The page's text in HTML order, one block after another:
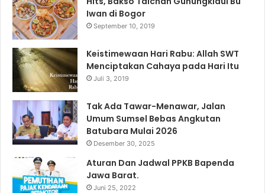
Iwan di Bogor
September 10, 2019
Keistimewaan Hari Rabu: Allah SWT
Menciptakan Cahaya pada Hari Itu
Juli 3, 2019
Tak Ada Tawar-Menawar, Jalan
Umum Sumsel Bebas Angkutan
Batubara Mulai 2026
Desember 30, 2025
Aturan Dan Jadwal PPKB Bapenda
Jawa Barat.
Juni 25, 2022